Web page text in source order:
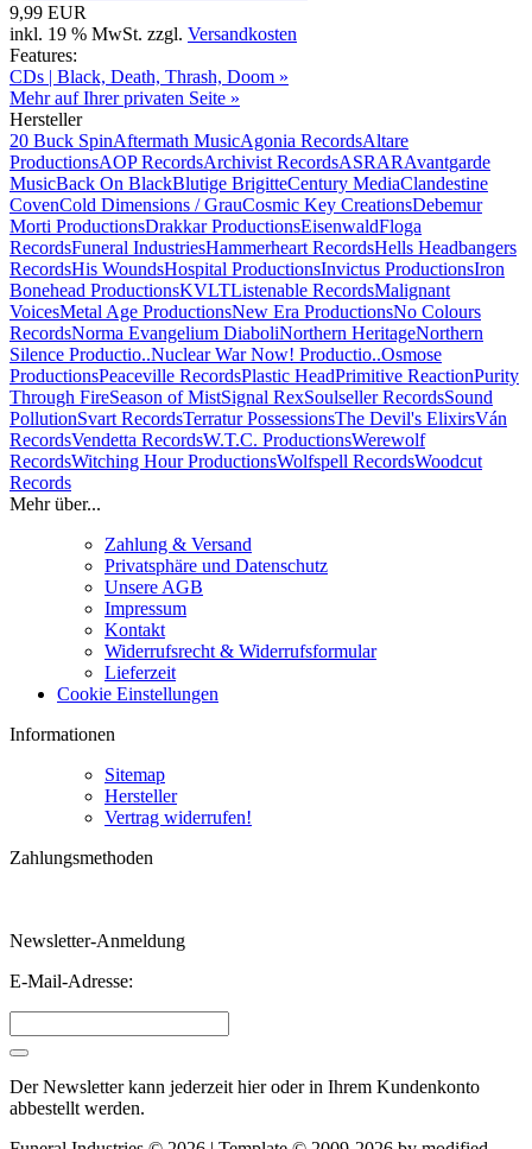
9,99 EUR
inkl. 19 % MwSt. zzgl. Versandkosten
Features:
CDs | Black, Death, Thrash, Doom »
Mehr auf Ihrer privaten Seite »
Hersteller
20 Buck SpinAftermath MusicAgonia RecordsAltare
ProductionsAOP RecordsArchivist RecordsASRARAvantgarde
MusicBack On BlackBlutige BrigitteCentury MediaClandestine
CovenCold Dimensions / GrauCosmic Key CreationsDebemur
Morti ProductionsDrakkar ProductionsEisenwaldFloga
RecordsFuneral IndustriesHammerheart RecordsHells Headbangers
RecordsHis WoundsHospital ProductionsInvictus ProductionsIron
Bonehead ProductionsKVLTListenable RecordsMalignant
VoicesMetal Age ProductionsNew Era ProductionsNo Colours
RecordsNorma Evangelium DiaboliNorthern HeritageNorthern
Silence Productio..Nuclear War Now! Productio..Osmose
ProductionsPeaceville RecordsPlastic HeadPrimitive ReactionPurity
Through FireSeason of MistSignal RexSoulseller RecordsSound
PollutionSvart RecordsTerratur PossessionsThe Devil's ElixirsVán
RecordsVendetta RecordsW.T.C. ProductionsWerewolf
RecordsWitching Hour ProductionsWolfspell RecordsWoodcut
Records
Mehr über...
Zahlung & Versand
Privatsphäre und Datenschutz
Unsere AGB
Impressum
Kontakt
Widerrufsrecht & Widerrufsformular
Lieferzeit
Cookie Einstellungen
Informationen
Sitemap
Hersteller
Vertrag widerrufen!
Zahlungsmethoden
Newsletter-Anmeldung
E-Mail-Adresse:
Der Newsletter kann jederzeit hier oder in Ihrem Kundenkonto
abbestellt werden.